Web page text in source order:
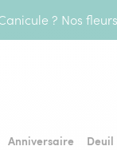
? Nos
Anniversaire Deuil